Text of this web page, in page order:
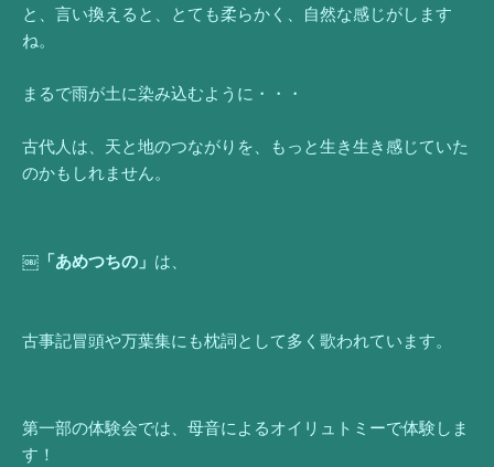
と、言い換えると、とても柔らかく、自然な感じがします
ね。
まるで雨が土に染み込むように・・・
古代人は、天と地のつながりを、もっと生き生き感じていた
のかもしれません。
￼「あめつちの」 は、
古事記冒頭や万葉集にも枕詞として多く歌われています。
第一部の体験会では、母音によるオイリュトミーで体験しま
す！